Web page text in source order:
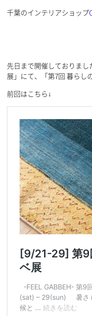
千葉のインテリアショップ
先日まで開催しておりま
展」にて、「第7回 暮らし
前回はこちら↓